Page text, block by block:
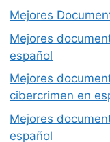
Mejores
Mejores
español
Mejores
cibercrimen en
Mejores
español